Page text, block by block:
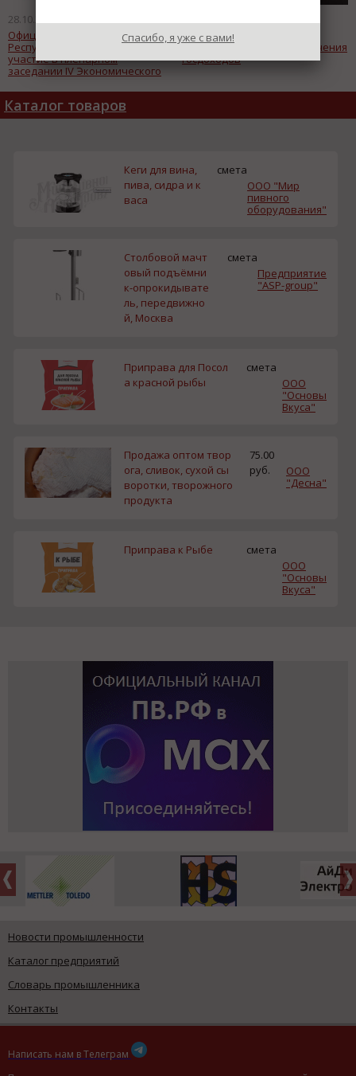
28.10.2015
Официальная делегация
Республики Беларусь примет
участие в пленарном
заседании IV Экономического
Образование».
Кудрин: Рост налогов -
единственный путь увеличения
госдоходов
Каталог товаров
Кеги для вина,
пива, сидра и к
васа
смета
ООО "Мир
пивного
оборудования"
Столбовой мачт
овый подъёмни
к-опрокидывате
ль, передвижно
й, Москва
смета
Предприятие
"ASP-group"
Приправа для Посол
а красной рыбы
смета
ООО
"Основы
Вкуса"
Продажа оптом твор
ога, сливок, сухой сы
воротки, творожного
продукта
75.00
руб.
ООО
"Десна"
Приправа к Рыбе
смета
ООО
"Основы
Вкуса"
Новости промышленности
Каталог предприятий
Словарь промышленника
Контакты
Написать нам в Телеграм
Спасибо, я уже с вами!